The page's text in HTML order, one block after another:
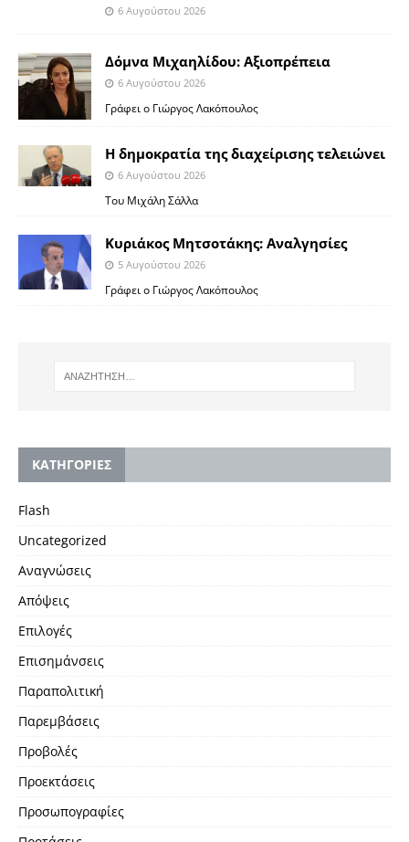
6 Αυγούστου 2026
Δόμνα Μιχαηλίδου: Αξιοπρέπεια
6 Αυγούστου 2026
Γράφει ο Γιώργος Λακόπουλος
Η δημοκρατία της διαχείρισης τελειώνει
6 Αυγούστου 2026
Του Μιχάλη Σάλλα
Κυριάκος Μητσοτάκης: Αναλγησίες
5 Αυγούστου 2026
Γράφει ο Γιώργος Λακόπουλος
KΑΤΗΓΟΡΙΕΣ
Flash
Uncategorized
Αναγνώσεις
Απόψεις
Επιλογές
Επισημάνσεις
Παραπολιτική
Παρεμβάσεις
Προβολές
Προεκτάσεις
Προσωπογραφίες